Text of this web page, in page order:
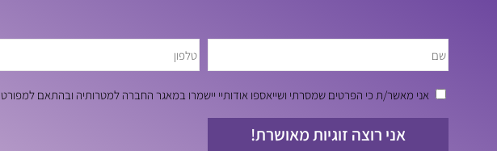
אני מאשר/ת כי הפרטים שמסרתי ושייאספו אודותיי יישמרו במאגר החברה למטרותיה ובהתאם למפורט
אני רוצה זוגיות מאושרת!